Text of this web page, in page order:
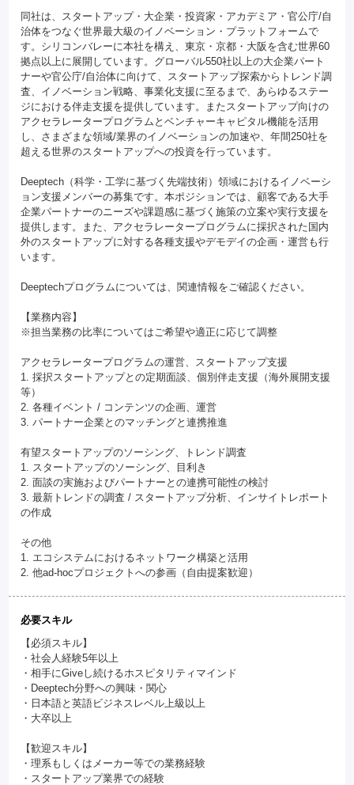
同社は、スタートアップ・大企業・投資家・アカデミア・官公庁/自
治体をつなぐ世界最大級のイノベーション・プラットフォームで
す。シリコンバレーに本社を構え、東京・京都・大阪を含む世界60
拠点以上に展開しています。グローバル550社以上の大企業パート
ナーや官公庁/自治体に向けて、スタートアップ探索からトレンド調
査、イノベーション戦略、事業化支援に至るまで、あらゆるステー
ジにおける伴走支援を提供しています。またスタートアップ向けの
アクセラレータープログラムとベンチャーキャピタル機能を活用
し、さまざまな領域/業界のイノベーションの加速や、年間250社を
超える世界のスタートアップへの投資を行っています。
Deeptech（科学・工学に基づく先端技術）領域におけるイノベーシ
ョン支援メンバーの募集です。本ポジションでは、顧客である大手
企業パートナーのニーズや課題感に基づく施策の立案や実行支援を
提供します。また、アクセラレータープログラムに採択された国内
外のスタートアップに対する各種支援やデモデイの企画・運営も行
います。
Deeptechプログラムについては、関連情報をご確認ください。
【業務内容】
※担当業務の比率についてはご希望や適正に応じて調整
アクセラレータープログラムの運営、スタートアップ支援
1. 採択スタートアップとの定期面談、個別伴走支援（海外展開支援
等）
2. 各種イベント / コンテンツの企画、運営
3. パートナー企業とのマッチングと連携推進
有望スタートアップのソーシング、トレンド調査
1. スタートアップのソーシング、目利き
2. 面談の実施およびパートナーとの連携可能性の検討
3. 最新トレンドの調査 / スタートアップ分析、インサイトレポート
の作成
その他
1. エコシステムにおけるネットワーク構築と活用
2. 他ad-hocプロジェクトへの参画（自由提案歓迎）
必要スキル
【必須スキル】
・社会人経験5年以上
・相手にGiveし続けるホスピタリティマインド
・Deeptech分野への興味・関心
・日本語と英語ビジネスレベル上級以上
・大卒以上
【歓迎スキル】
・理系もしくはメーカー等での業務経験
・スタートアップ業界での経験